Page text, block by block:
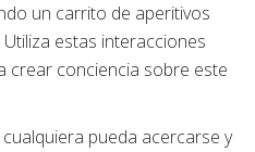
un carrito de aperitivos
estas interacciones
crear conciencia sobre este
pueda acercarse y